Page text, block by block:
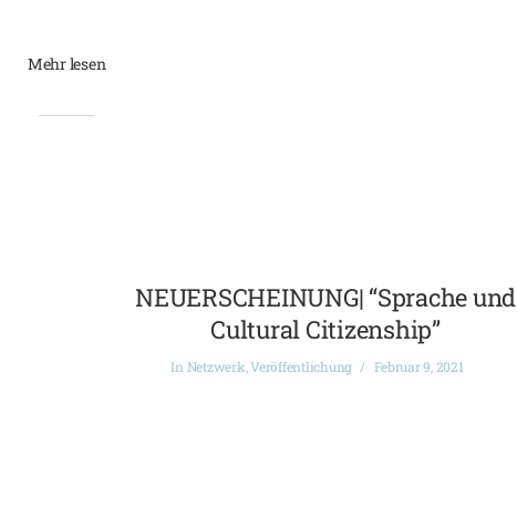
Mehr lesen
NEUERSCHEINUNG| “Sprache und
Cultural Citizenship”
In Netzwerk,Veröffentlichung Februar 9, 2021